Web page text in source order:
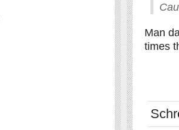
Man
times